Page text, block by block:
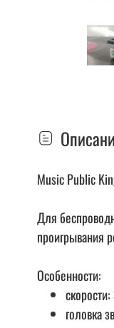
Music Public
Для
проигрывания
Особенности:
головка